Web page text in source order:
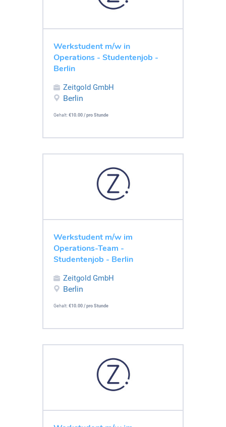
Werkstudent m/w in
Operations - Studentenjob -
Berlin
Zeitgold GmbH
Berlin
Gehalt: €10.00 / pro Stunde
Werkstudent m/w im
Operations-Team -
Studentenjob - Berlin
Zeitgold GmbH
Berlin
Gehalt: €10.00 / pro Stunde